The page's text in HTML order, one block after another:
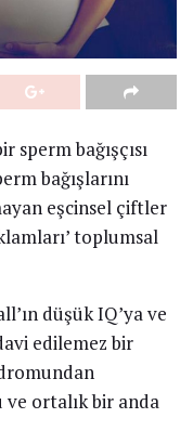
sperm bağışçısı
bağışlarını
eşcinsel çiftler
toplumsal
düşük IQ’ya ve
edilemez bir
ortalık bir anda